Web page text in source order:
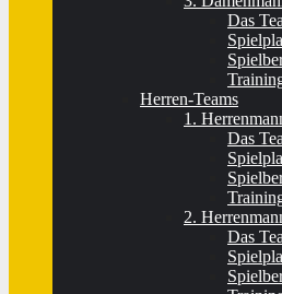
Das
Herren-Teams
1.
Das
2.
Das